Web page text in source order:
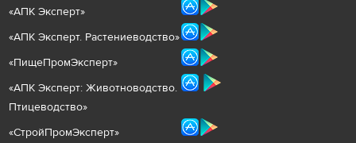
«АПК Эксперт»
«АПК Эксперт. Растениеводство»
«ПищеПромЭксперт»
«АПК Эксперт: Животноводство.
Птицеводство»
«СтройПромЭксперт»